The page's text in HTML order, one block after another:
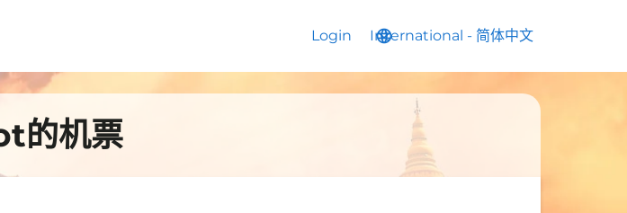
Login language
International - 简体中文
keyboard_arrow_down
的机票